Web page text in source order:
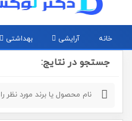
خانه آرایشی بهداشتی
جستجو در نتایج: